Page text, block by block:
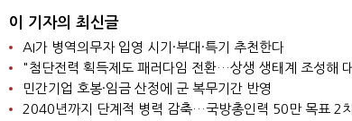
이 기자의 최신글
AI가 병역의무자 입영 시기·부대·특기 추천한다
민간기업 호봉·임금 산정에 군 복무기간 반영